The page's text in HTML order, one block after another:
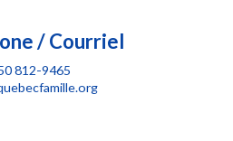
/ Courriel
812-9465